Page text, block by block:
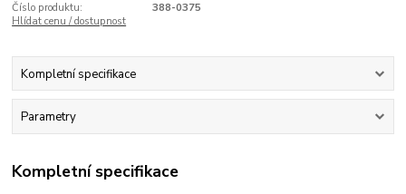
Číslo produktu:
388-0375
Hlídat cenu / dostupnost
Kompletní specifikace
Parametry
Kompletní specifikace